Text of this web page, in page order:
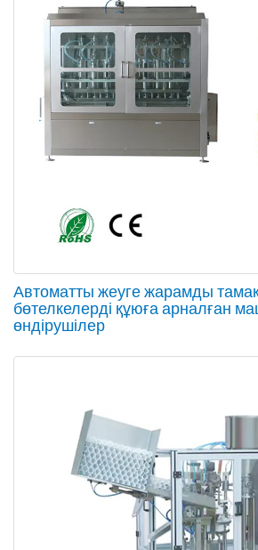
Автоматты жеуге жарамды
бөтелкелерді құюға арналған
өндірушілер